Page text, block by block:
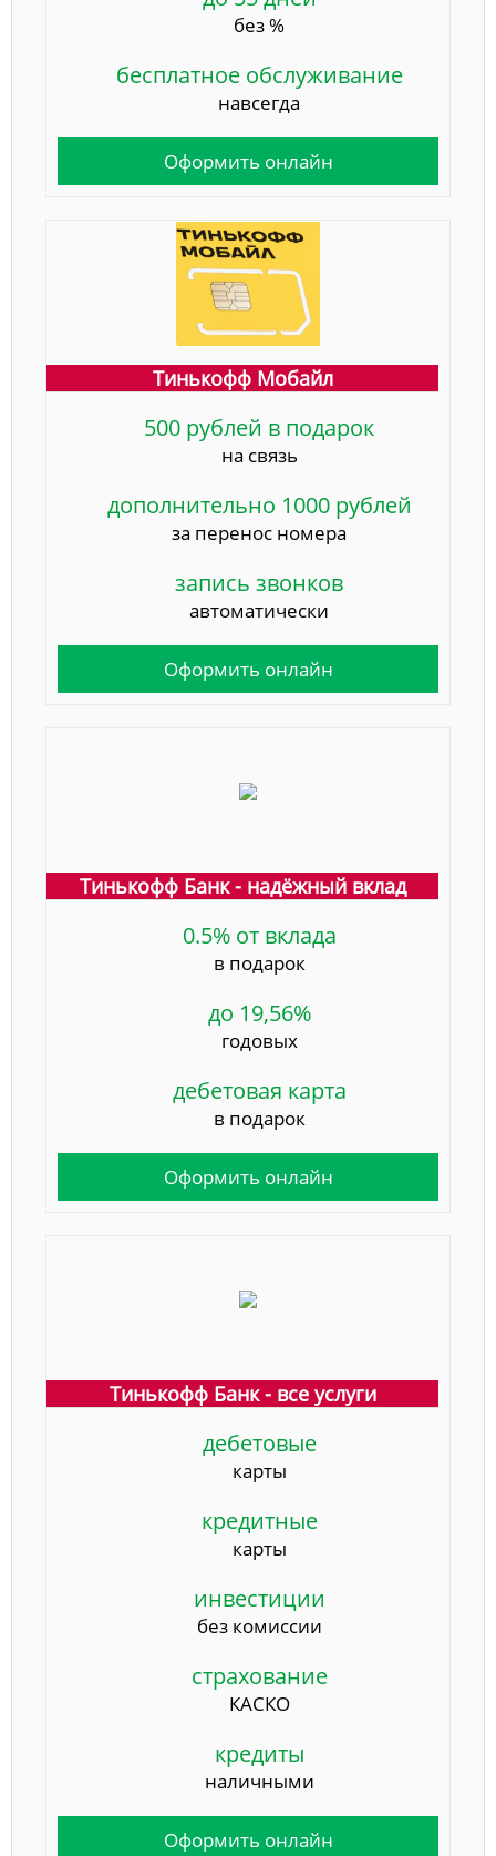
без %
бесплатное обслуживание
навсегда
Оформить онлайн
Тинькофф Мобайл
500 рублей в подарок
на связь
дополнительно 1000 рублей
за перенос номера
запись звонков
автоматически
Оформить онлайн
Тинькофф Банк - надёжный вклад
0.5% от вклада
в подарок
до 19,56%
годовых
дебетовая карта
в подарок
Оформить онлайн
Тинькофф Банк - все услуги
дебетовые
карты
кредитные
карты
инвестиции
без комиссии
страхование
КАСКО
кредиты
наличными
Оформить онлайн